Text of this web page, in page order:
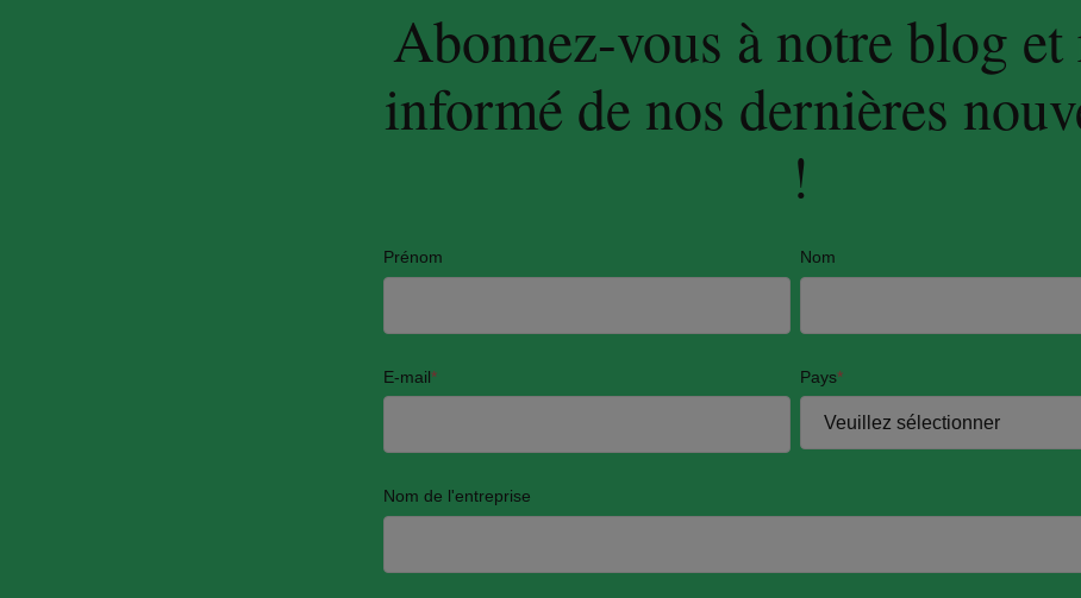
Abonnez-vous à notre blog et
informé de nos dernières
!
Prénom Nom
E-mail* Pays*
Nom de l'entreprise